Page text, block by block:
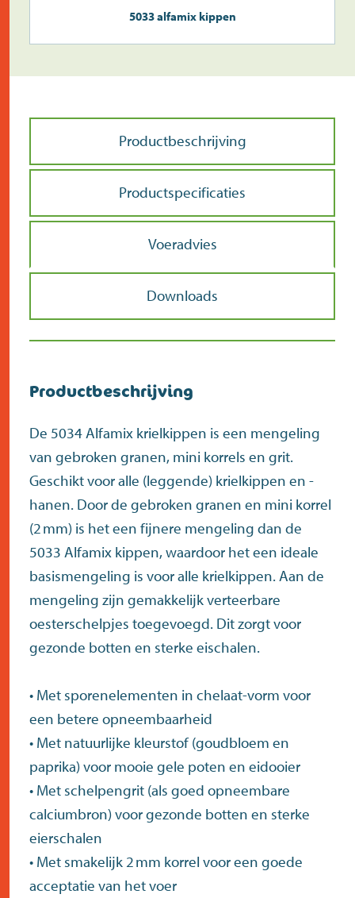
5033 alfamix kippen
Productbeschrijving
Productspecificaties
Voeradvies
Downloads
Productbeschrijving
De 5034 Alfamix krielkippen is een mengeling
van gebroken granen, mini korrels en grit.
Geschikt voor alle (leggende) krielkippen en -
hanen. Door de gebroken granen en mini korrel
(2 mm) is het een fijnere mengeling dan de
5033 Alfamix kippen, waardoor het een ideale
basismengeling is voor alle krielkippen. Aan de
mengeling zijn gemakkelijk verteerbare
oesterschelpjes toegevoegd. Dit zorgt voor
gezonde botten en sterke eischalen.
• Met sporenelementen in chelaat-vorm voor
een betere opneembaarheid
• Met natuurlijke kleurstof (goudbloem en
paprika) voor mooie gele poten en eidooier
• Met schelpengrit (als goed opneembare
calciumbron) voor gezonde botten en sterke
eierschalen
• Met smakelijk 2 mm korrel voor een goede
acceptatie van het voer